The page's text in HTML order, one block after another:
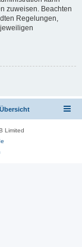
zuweisen. Beachten
Regelungen,
Limited